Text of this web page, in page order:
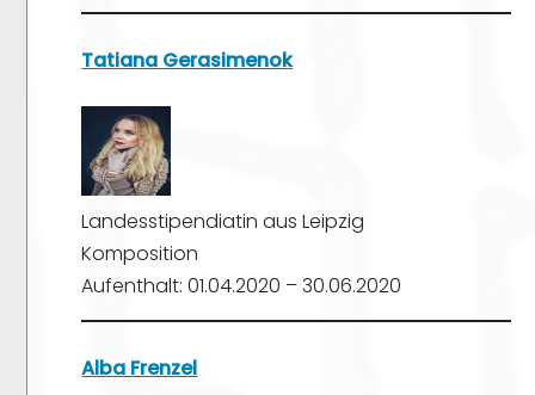
Tatiana Gerasimenok
Landesstipendiatin aus Leipzig
Komposition
Aufenthalt: 01.04.2020 – 30.06.2020
Alba Frenzel